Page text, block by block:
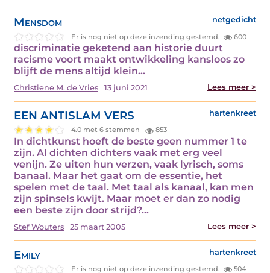
Mensdom netgedicht
Er is nog niet op deze inzending gestemd. 600
discriminatie geketend aan historie duurt
racisme voort maakt ontwikkeling kansloos zo
blijft de mens altijd klein…
Christiene M. de Vries 13 juni 2021 Lees meer >
EEN ANTISLAM VERS hartenkreet
4.0 met 6 stemmen 853
In dichtkunst hoeft de beste geen nummer 1 te
zijn. Al dichten dichters vaak met erg veel
venijn. Ze uiten hun verzen, vaak lyrisch, soms
banaal. Maar het gaat om de essentie, het
spelen met de taal. Met taal als kanaal, kan men
zijn spinsels kwijt. Maar moet er dan zo nodig
een beste zijn door strijd?…
Stef Wouters 25 maart 2005 Lees meer >
Emily hartenkreet
Er is nog niet op deze inzending gestemd. 504